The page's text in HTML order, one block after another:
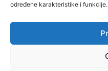
određene karakteristike i funkcije.